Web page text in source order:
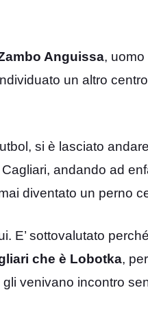
Anguissa, uomo
un altro
si è lasciato
andando ad
diventato un perno
E’ sottovalutato
che è Lobotka,
venivano incontro